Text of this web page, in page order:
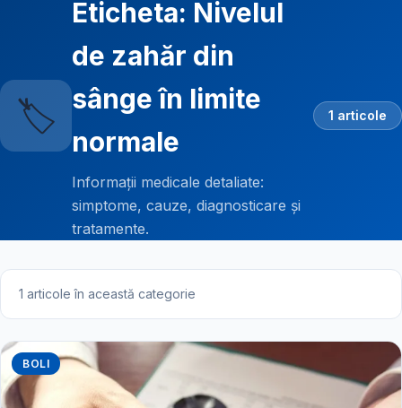
🏷️
Eticheta: Nivelul
de zahăr din
sânge în limite
normale
Informații medicale detaliate:
simptome, cauze, diagnosticare și
tratamente.
1 articole
1 articole în această categorie
BOLI